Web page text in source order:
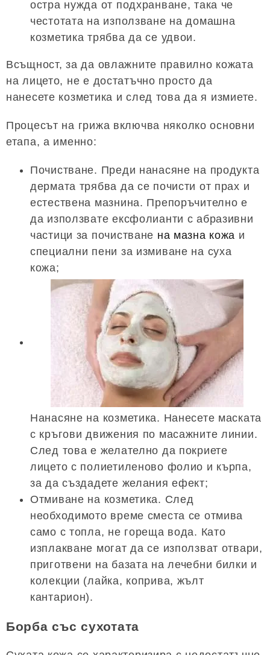
остра нужда от подхранване, така че
честотата на използване на домашна
козметика трябва да се удвои.
Всъщност, за да овлажните правилно кожата
на лицето, не е достатъчно просто да
нанесете козметика и след това да я измиете.
Процесът на грижа включва няколко основни
етапа, а именно:
Почистване. Преди нанасяне на продукта
дермата трябва да се почисти от прах и
естествена мазнина. Препоръчително е
да използвате ексфолианти с абразивни
частици за почистване на мазна кожа и
специални пени за измиване на суха
кожа;
Нанасяне на козметика. Нанесете маската
с кръгови движения по масажните линии.
След това е желателно да покриете
лицето с полиетиленово фолио и кърпа,
за да създадете желания ефект;
Отмиване на козметика. След
необходимото време сместа се отмива
само с топла, не гореща вода. Като
изплакване могат да се използват отвари,
приготвени на базата на лечебни билки и
колекции (лайка, коприва, жълт
кантарион).
Борба със сухотата